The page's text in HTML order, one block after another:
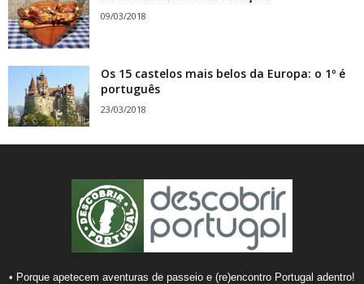
09/03/2018
Os 15 castelos mais belos da Europa: o 1º é
português
23/03/2018
• Porque apetecem aventuras de passeio e (re)encontro Portugal adentro!